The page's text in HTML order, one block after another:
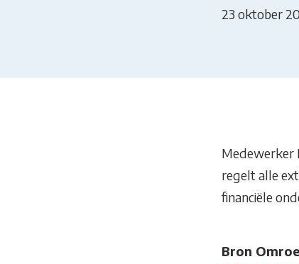
23 oktober
Medewerker
regelt alle
financiële
Bron